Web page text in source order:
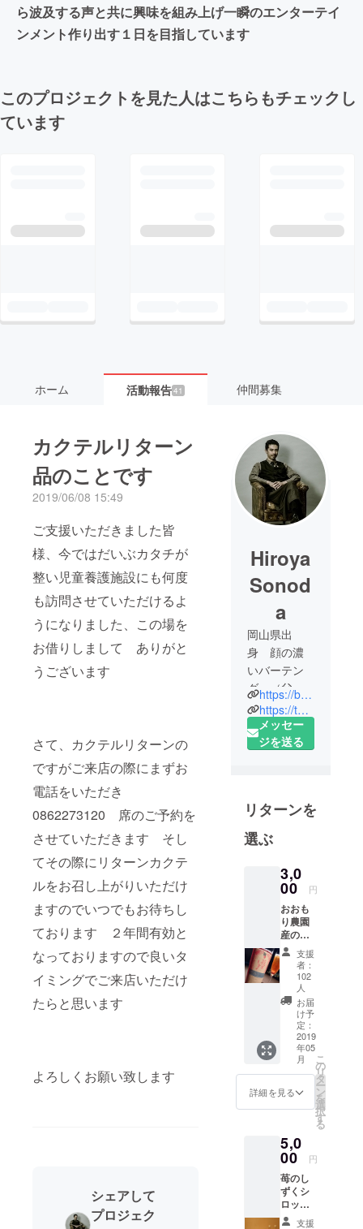
ら波及する声と共に興味を組み上げ一瞬のエンターテイ
ンメント作り出す１日を目指しています
このプロジェクトを見た人はこちらもチェックし
ています
ホーム 活動報告41 仲間募集
カクテルリターン
品のことです
2019/06/08 15:49
ご支援いただきました皆
様、今ではだいぶカタチが
整い児童養護施設にも何度
も訪問させていただけるよ
うになりました、この場を
お借りしまして ありがと
うございます
さて、カクテルリターンの
ですがご来店の際にまずお
電話をいただき
0862273120 席のご予約を
させていただきます そし
てその際にリターンカクテ
ルをお召し上がりいただけ
ますのでいつでもお待ちし
ております ２年間有効と
なっておりますので良いタ
イミングでご来店いただけ
たらと思います
よろしくお願い致します
シェアして
プロジェク
Hiroya
Sonod
a
岡山県出
身 顔の濃
いバーテン
ダー（父親
鹿児
島、、）
める
１８歳
バーのアル
バイトを始
２０歳 沖
縄のリゾー
トホテルで
本格的に
バーテン
２３歳 帰
岡 バーパ
ドロック入
バーコント
３１歳 シ
ニアソムリ
エ取得
３６歳 オ
カヤマア
https://bar-comptoir2006.com/
https://twitter.com/barcomptoir
メッセー
ジを送る
リターンを
選ぶ
3,0
00 円
おおも
り農園
産の苺
のしず
くシ
ロップ
を使っ
たオリ
ジナル
カクテ
ル (※ノ
ンアル
コール
もござ
います)
もロン
グカク
もお好
みに
沿って
もお作
支援
者：
102
人
お届
け予
定：
2019
年05
月
詳細を見る
こ
の
リ
タ
ー
ン
を
選
択
す
る
5,0
00 円
苺のし
ずくシ
ロップ
を使っ
支援